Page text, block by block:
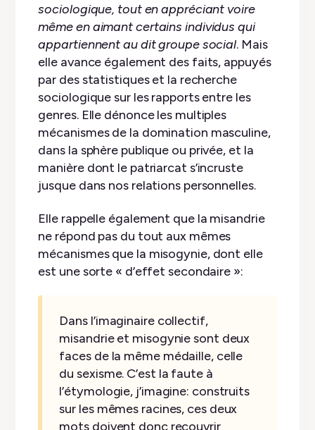
sociologique, tout en appréciant voire
même en aimant certains individus qui
appartiennent au dit groupe social. Mais
elle avance également des faits, appuyés
par des statistiques et la recherche
sociologique sur les rapports entre les
genres. Elle dénonce les multiples
mécanismes de la domination masculine,
dans la sphère publique ou privée, et la
manière dont le patriarcat s’incruste
jusque dans nos relations personnelles.
Elle rappelle également que la misandrie
ne répond pas du tout aux mêmes
mécanismes que la misogynie, dont elle
est une sorte « d’effet secondaire »:
Dans l’imaginaire collectif,
misandrie et misogynie sont deux
faces de la même médaille, celle
du sexisme. C’est la faute à
l’étymologie, j’imagine: construits
sur les mêmes racines, ces deux
mots doivent donc recouvrir